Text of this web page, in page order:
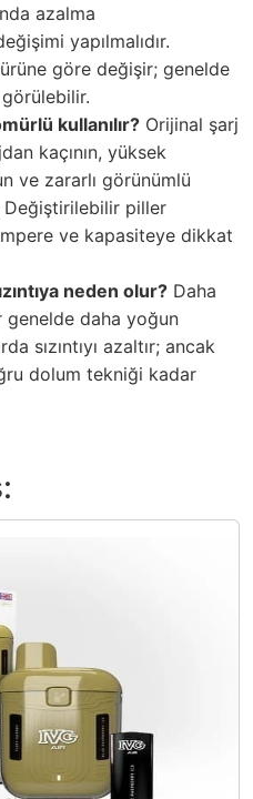
azalma
yapılmalıdır.
göre değişir; genelde
kullanılır? Orijinal şarj
kaçının, yüksek
ve zararlı görünümlü
piller
ve kapasiteye dikkat
neden olur? Daha
genelde daha yoğun
sızıntıyı azaltır; ancak
dolum tekniği kadar